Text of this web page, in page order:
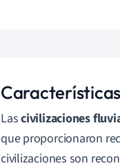
Lascivilizaciones
que proporcionaron
civilizaciones son